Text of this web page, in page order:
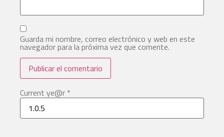
Guarda mi nombre, correo electrónico y web en este
navegador para la próxima vez que comente.
Current ye@r *